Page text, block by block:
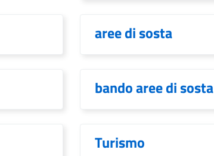
aree di sosta
bando aree di sosta
Turismo